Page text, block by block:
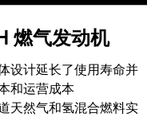
燃气发动机
设计延长了使用寿命并
和运营成本
天然气和氢混合燃料实